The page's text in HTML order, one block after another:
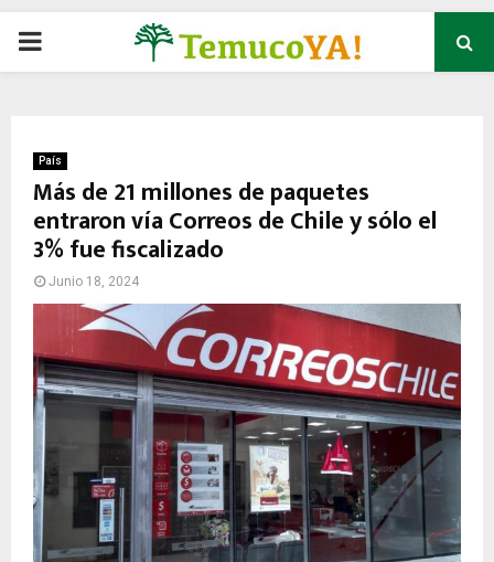
P
M
A
Y
M
E
País
Más de 21 millones de paquetes
entraron vía Correos de Chile y sólo el
3% fue fiscalizado
Junio 18, 2024